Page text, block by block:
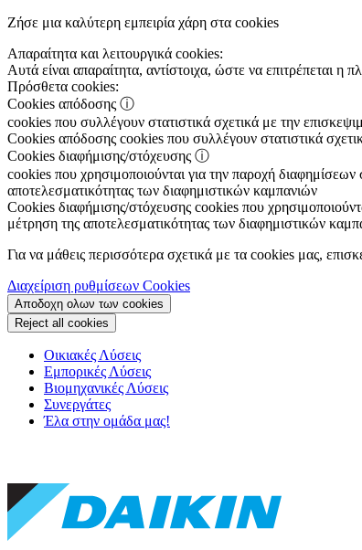
Ζήσε μια καλύτερη εμπειρία χάρη στα cookies
Απαραίτητα και λειτουργικά cookies:
Αυτά είναι απαραίτητα, αντίστοιχα, ώστε να επιτρέπεται
Πρόσθετα cookies:
Cookies απόδοσης ⓘ
cookies που συλλέγουν στατιστικά σχετικά με την
Cookies απόδοσης cookies που συλλέγουν στατιστικά
Cookies διαφήμισης/στόχευσης ⓘ
cookies που χρησιμοποιούνται για την παροχή
αποτελεσματικότητας των διαφημιστικών καμπανιών
Cookies διαφήμισης/στόχευσης cookies που
μέτρηση της αποτελεσματικότητας των διαφημιστικών
Για να μάθεις περισσότερα σχετικά με τα cookies μας,
Διαχείριση ρυθμίσεων Cookies
Αποδοχη ολων των cookies
Reject all cookies
Οικιακές Λύσεις
Εμπορικές Λύσεις
Βιομηχανικές Λύσεις
Συνεργάτες
Έλα στην ομάδα μας!